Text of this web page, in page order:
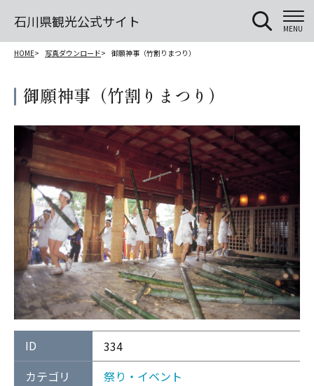
石川県観光公式サイト MENU
HOME 写真ダウンロード 御願神事（竹割りまつり）
御願神事（竹割りまつり）
ID
334
カテゴリ
祭り・イベント